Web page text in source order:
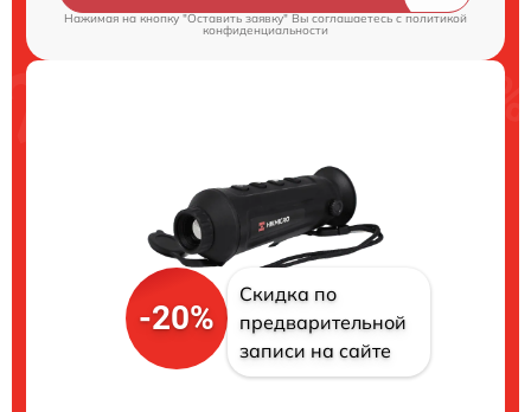
Нажимая на кнопку "Оставить заявку" Вы соглашаетесь cполитикой
конфиденциальности
-20%
Скидка по
предварительной
записи на сайте